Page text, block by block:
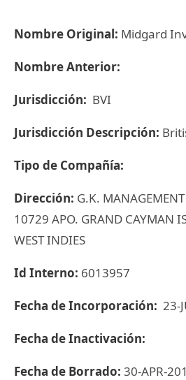
Nombre Original: Midgard
Nombre Anterior:
Jurisdicción: BVI
Jurisdicción Descripción:
Tipo de Compañía:
Dirección: G.K.
10729 APO. GRAND CAYMAN
WEST INDIES
Id Interno: 6013957
Fecha de Incorporación: 23-
Fecha de Inactivación:
Fecha de Borrado: 30-APR-